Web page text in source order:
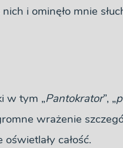
i ominęło mnie
w tym „Pantokrator”, „
wrażenie
całość.